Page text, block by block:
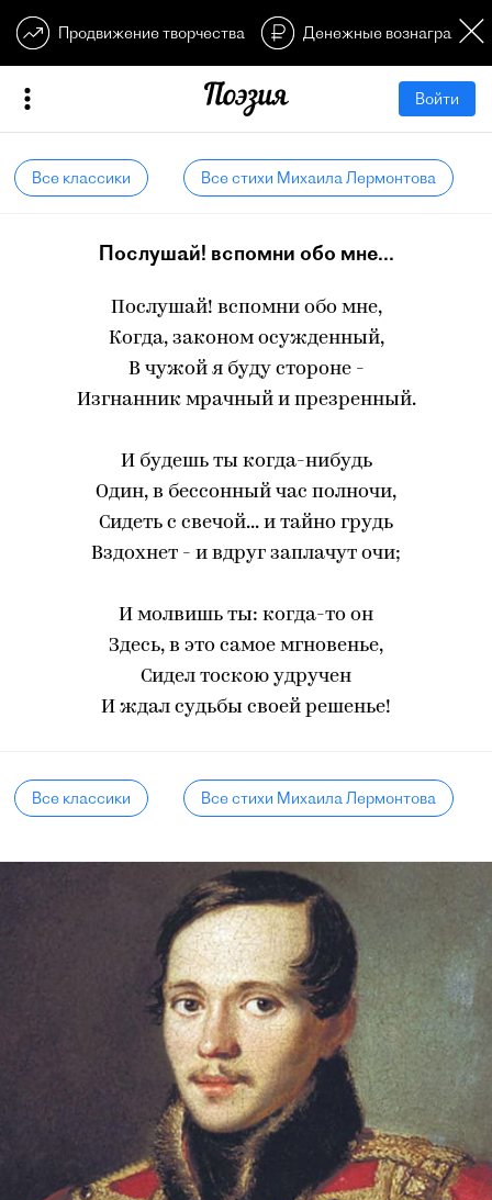
Продвижение творчества Денежные
Войти
Все классики Все стихи Михаила Лермонтова
Послушай! вспомни обо мне...
Послушай! вспомни обо мне,
Когда, законом осужденный,
В чужой я буду стороне -
Изгнанник мрачный и презренный.
И будешь ты когда-нибудь
Один, в бессонный час полночи,
Сидеть с свечой... и тайно грудь
Вздохнет - и вдруг заплачут очи;
И молвишь ты: когда-то он
Здесь, в это самое мгновенье,
Сидел тоскою удручен
И ждал судьбы своей решенье!
Все классики Все стихи Михаила Лермонтова